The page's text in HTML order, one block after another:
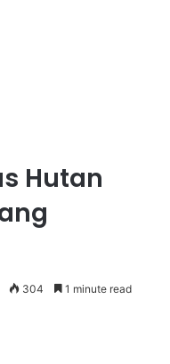
Hutan
304 1 minute read